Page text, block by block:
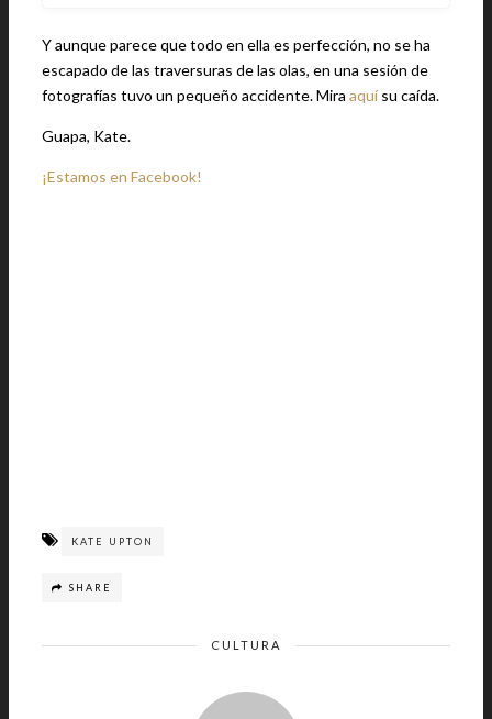
Y aunque parece que todo en ella es perfección, no se ha
escapado de las traversuras de las olas, en una sesión de
fotografías tuvo un pequeño accidente. Mira aquí su caída.
Guapa, Kate.
¡Estamos en Facebook!
KATE UPTON
SHARE
CULTURA